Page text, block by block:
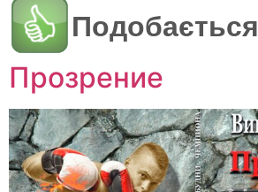
Подобається
Прозрение